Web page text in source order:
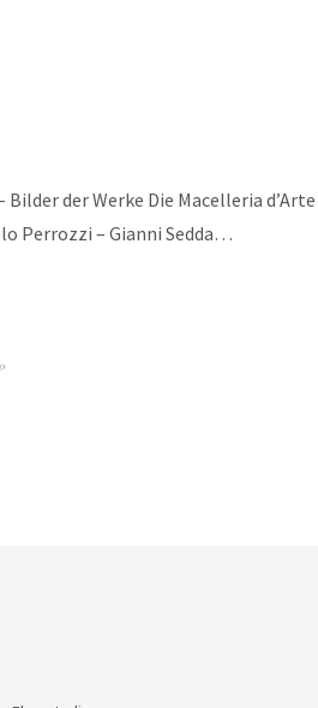
der Werke Die Macelleria d’Arte
Perrozzi – Gianni Sedda…